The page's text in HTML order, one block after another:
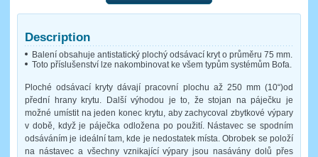
Description
Balení obsahuje antistatický plochý odsávací kryt o průměru 75 mm.
Toto příslušenství lze nakombinovat ke všem typům systémům Bofa.
Ploché odsávací kryty dávají pracovní plochu až 250 mm (10“)od
přední hrany krytu. Další výhodou je to, že stojan na páječku je
možné umístit na jeden konec krytu, aby zachycoval zbytkové výpary
v době, když je páječka odložena po použití. Nástavec se spodním
odsáváním je ideální tam, kde je nedostatek místa. Obrobek se položí
na nástavec a všechny vznikající výpary jsou nasávány dolů přes